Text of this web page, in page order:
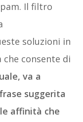
Il filtro
soluzioni in
consente di
va a
suggerita
affinità che